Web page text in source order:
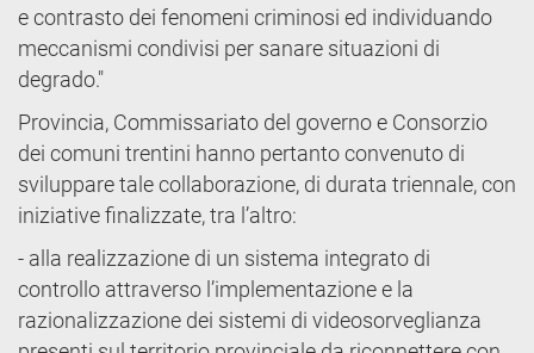
e contrasto dei fenomeni criminosi ed individuando
meccanismi condivisi per sanare situazioni di
degrado."
Provincia, Commissariato del governo e Consorzio
dei comuni trentini hanno pertanto convenuto di
sviluppare tale collaborazione, di durata triennale, con
iniziative finalizzate, tra l’altro:
- alla realizzazione di un sistema integrato di
controllo attraverso l’implementazione e la
razionalizzazione dei sistemi di videosorveglianza